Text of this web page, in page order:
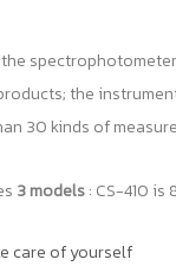
the
30 kinds of
3 models: CS-410 is
care of yourself